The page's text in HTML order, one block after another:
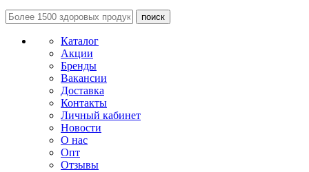
поиск
Каталог
Акции
Бренды
Вакансии
Доставка
Контакты
Личный кабинет
Новости
О нас
Опт
Отзывы